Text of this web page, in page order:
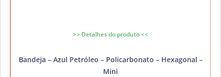
>> Detalhes do produto <<
Bandeja – Azul Petróleo – Policarbonato – Hexagonal –
Mini